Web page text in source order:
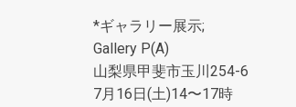
*ギャラリー展示;
Gallery P(A)
山梨県甲斐市玉川254-6
7月16日(土)14〜17時